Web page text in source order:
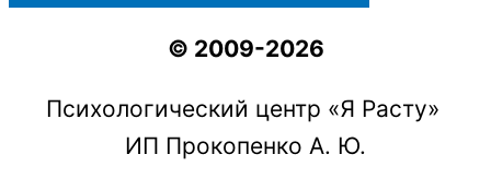
© 2009-2026
Психологический центр «Я Расту»
ИП Прокопенко А. Ю.